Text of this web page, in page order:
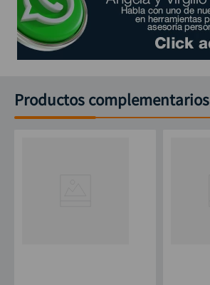
Productos complementarios